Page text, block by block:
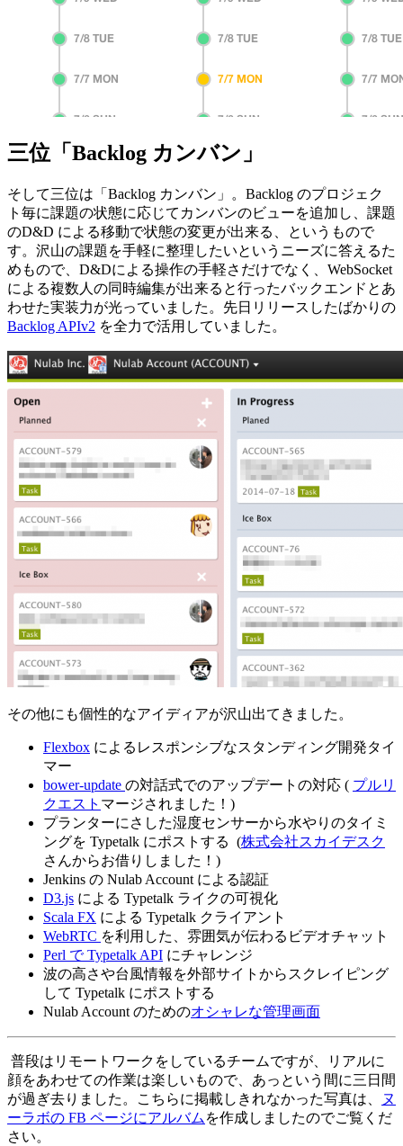
三位「Backlog カンバン」
そして三位は「Backlog カンバン」。Backlog のプロジェク
ト毎に課題の状態に応じてカンバンのビューを追加し、課題
のD&D による移動で状態の変更が出来る、というもので
す。沢山の課題を手軽に整理したいというニーズに答えるた
めもので、D&Dによる操作の手軽さだけでなく、WebSocket
による複数人の同時編集が出来ると行ったバックエンドとあ
わせた実装力が光っていました。先日リリースしたばかりの
Backlog APIv2 を全力で活用していました。
その他にも個性的なアイディアが沢山出てきました。
Flexbox によるレスポンシブなスタンディング開発タイ
マー
bower-update の対話式でのアップデートの対応 ( プルリ
クエスト マージされました！)
プランターにさした湿度センサーから水やりのタイミ
ングを Typetalk にポストする (株式会社スカイデスク
さんからお借りしました！)
Jenkins の Nulab Account による認証
D3.js による Typetalk ライクの可視化
Scala FX による Typetalk クライアント
WebRTC を利用した、雰囲気が伝わるビデオチャット
Perl で Typetalk API にチャレンジ
波の高さや台風情報を外部サイトからスクレイピング
して Typetalk にポストする
Nulab Account のためのオシャレな管理画面
普段はリモートワークをしているチームですが、リアルに
顔をあわせての作業は楽しいもので、あっという間に三日間
が過ぎ去りました。こちらに掲載しきれなかった写真は、
ヌ
ーラボの FB ページにアルバム を作成しましたのでご覧くだ
さい。